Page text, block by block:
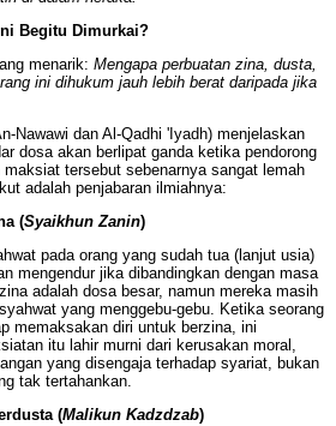
Begitu Dimurkai?
menarik: Mengapa perbuatan zina, dusta,
ini dihukum jauh lebih berat daripada jika
Nawawi dan Al-Qadhi 'Iyadh) menjelaskan
dosa akan berlipat ganda ketika pendorong
tersebut sebenarnya sangat lemah
adalah penjabaran ilmiahnya:
(Syaikhun Zanin)
pada orang yang sudah tua (lanjut usia)
mengendur jika dibandingkan dengan masa
adalah dosa besar, namun mereka masih
yang menggebu-gebu. Ketika seorang
memaksakan diri untuk berzina, ini
itu lahir murni dari kerusakan moral,
yang disengaja terhadap syariat, bukan
tak tertahankan.
(Malikun Kadzdzab)